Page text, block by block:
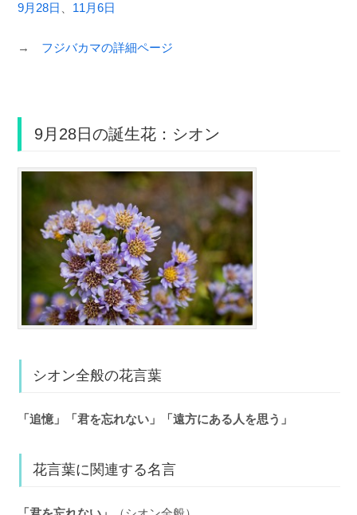
9月28日 11月6日
→ フジバカマの詳細ページ
9月28日の誕生花：シオン
シオン全般の花言葉
「追憶」「君を忘れない」「遠方にある人を思う」
花言葉に関連する名言